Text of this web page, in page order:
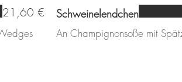
21,60 € Schweinelendchen
An Champignonsoße mit